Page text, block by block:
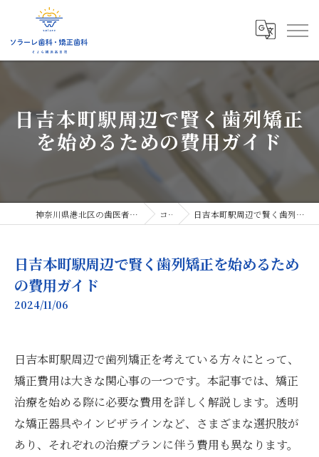
日吉本町駅周辺で賢く歯列矯正
を始めるための費用ガイド
神奈川県港北区の歯医者ならソラーレ歯科・矯正歯科 コラム 日吉本町駅周辺で賢く歯列矯正を始めるための費用ガイド
日吉本町駅周辺で賢く歯列矯正を始めるため
の費用ガイド
2024/11/06
日吉本町駅周辺で歯列矯正を考えている方々にとって、
矯正費用は大きな関心事の一つです。本記事では、矯正
治療を始める際に必要な費用を詳しく解説します。透明
な矯正器具やインビザラインなど、さまざまな選択肢が
あり、それぞれの治療プランに伴う費用も異なります。